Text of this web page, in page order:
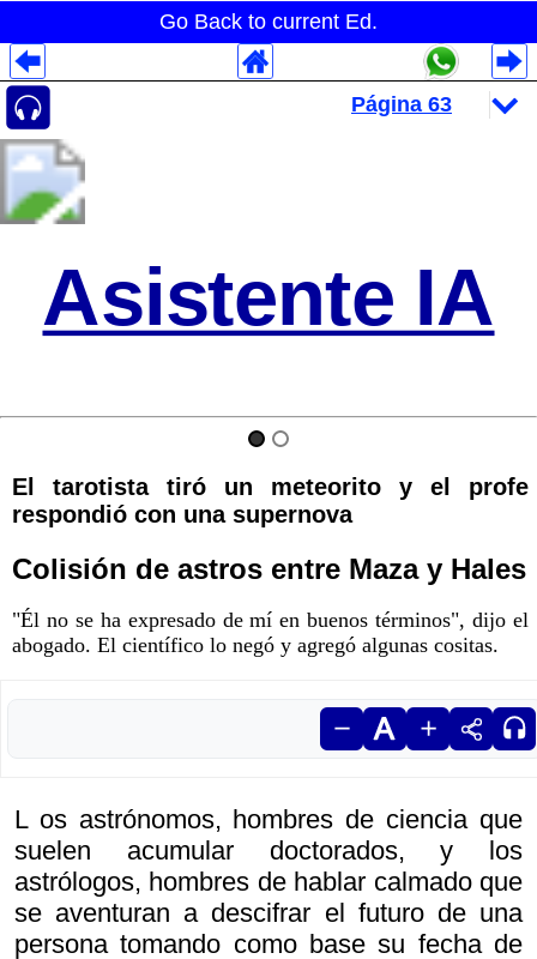
Go Back to current Ed.
Asistente IA
El tarotista tiró un meteorito y el profe
respondió con una supernova
Colisión de astros entre Maza y Hales
"Él no se ha expresado de mí en buenos términos", dijo el
abogado. El científico lo negó y agregó algunas cositas.
L os astrónomos, hombres de ciencia que
suelen acumular doctorados, y los
astrólogos, hombres de hablar calmado que
se aventuran a descifrar el futuro de una
persona tomando como base su fecha de
Despliegues Analytics
Despliegues Totales
Despliegues por Rubros